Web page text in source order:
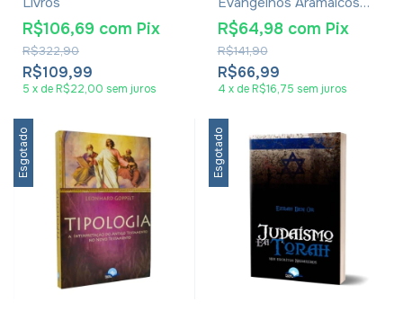
R$109,99
R$322,90
R$106,69 com Pix
5 x de R$22,00 sem juros
De Yeshua Edição
Bilíngue Aramaico E
Português - Tsadok Ben
Derech
R$66,99
R$141,90
R$64,98 com Pix
4 x de R$16,75 sem juros
Esgotado Esgotado